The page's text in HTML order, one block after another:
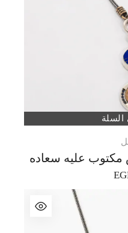
السلة
مكتوب عليه سعاده